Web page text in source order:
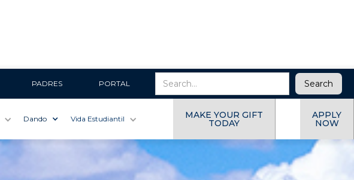
PADRES PORTAL
Dando Vida Estudiantil MAKE YOUR GIFT
TODAY
APPLY
NOW